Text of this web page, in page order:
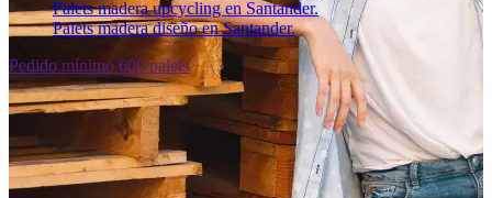
Palets madera upcycling en Santander.
Palets madera diseño en Santander.
Pedido mínimo 600 palets